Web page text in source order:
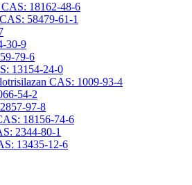
18162-48-6
58479-61-1
30-9
79-6
13154-24-0
CAS: 1009-93-4
54-2
97-8
18156-74-6
2344-80-1
13435-12-6